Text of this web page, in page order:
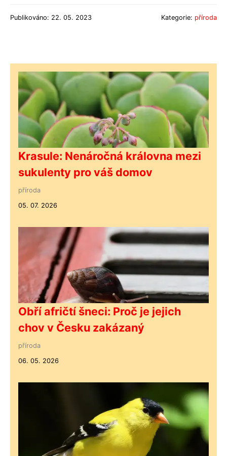
Publikováno: 22. 05. 2023 Kategorie: příroda
Krasule: Nenáročná královna mezi
sukulenty pro váš domov
příroda
05. 07. 2026
Obří afričtí šneci: Proč je jejich
chov v Česku zakázaný
příroda
06. 05. 2026